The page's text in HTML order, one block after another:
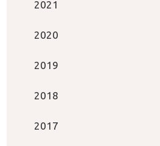
2021
2020
2019
2018
2017